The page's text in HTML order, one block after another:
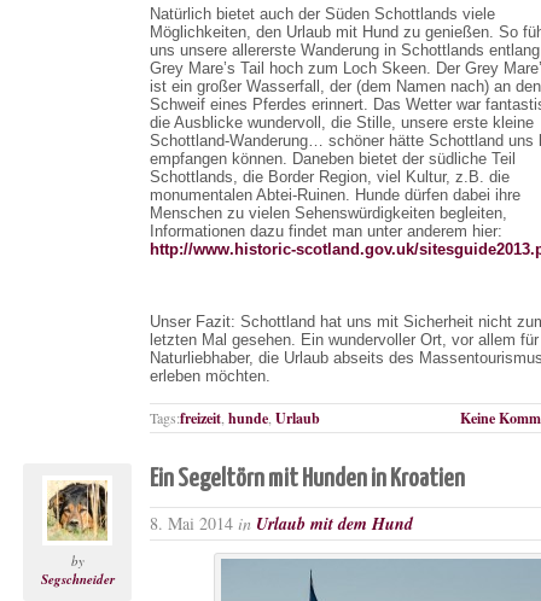
Natürlich bietet auch der Süden Schottlands viele
Möglichkeiten, den Urlaub mit Hund zu genießen. So
uns unsere allererste Wanderung in Schottlands
Grey Mare’s Tail hoch zum Loch Skeen. Der Grey
ist ein großer Wasserfall, der (dem Namen nach) an den
Schweif eines Pferdes erinnert. Das Wetter war
die Ausblicke wundervoll, die Stille, unsere erste kleine
Schottland-Wanderung… schöner hätte Schottland uns
empfangen können. Daneben bietet der südliche Teil
Schottlands, die Border Region, viel Kultur, z.B. die
monumentalen Abtei-Ruinen. Hunde dürfen dabei ihre
Menschen zu vielen Sehenswürdigkeiten begleiten,
Informationen dazu findet man unter anderem hier:
http://www.historic-scotland.gov.uk/
Unser Fazit: Schottland hat uns mit Sicherheit nicht
letzten Mal gesehen. Ein wundervoller Ort, vor allem für
Naturliebhaber, die Urlaub abseits des
erleben möchten.
Tags:freizeit hunde Urlaub Keine
by
Segschneider
Ein Segeltörn mit Hunden in Kroatien
8. Mai 2014 in Urlaub mit dem Hund